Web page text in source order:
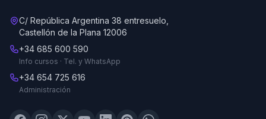
C/ República Argentina 38 entresuelo,
Castellón de la Plana 12006
+34 685 600 590
Info cursos · Tel. y WhatsApp
+34 654 725 616
Administración